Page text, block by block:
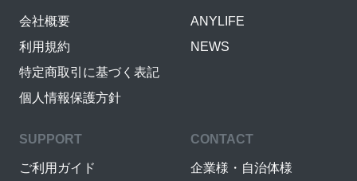
会社概要
利用規約
特定商取引に基づく表記
個人情報保護方針
ANYLIFE
NEWS
SUPPORT
ご利用ガイド
CONTACT
企業様・自治体様